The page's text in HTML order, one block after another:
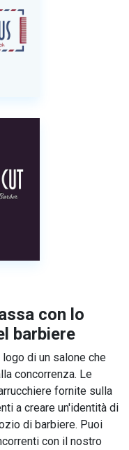
con lo
barbiere
di un salone che
concorrenza. Le
fornite sulla
a creare un'identità di
di barbiere. Puoi
con il nostro